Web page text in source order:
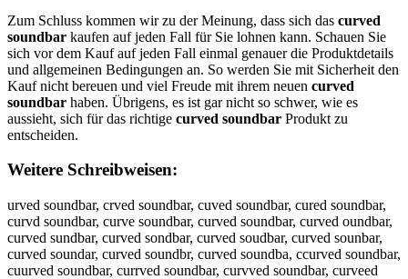
Zum Schluss kommen wir zu der Meinung, dass sich das curved
soundbar kaufen auf jeden Fall für Sie lohnen kann. Schauen Sie
sich vor dem Kauf auf jeden Fall einmal genauer die Produktdetails
und allgemeinen Bedingungen an. So werden Sie mit Sicherheit den
Kauf nicht bereuen und viel Freude mit ihrem neuen curved
soundbar haben. Übrigens, es ist gar nicht so schwer, wie es
aussieht, sich für das richtige curved soundbar Produkt zu
entscheiden.
Weitere Schreibweisen:
urved soundbar, crved soundbar, cuved soundbar, cured soundbar,
curvd soundbar, curve soundbar, curved soundbar, curved oundbar,
curved sundbar, curved sondbar, curved soudbar, curved sounbar,
curved soundar, curved soundbr, curved soundba, ccurved soundbar,
cuurved soundbar, currved soundbar, curvved soundbar, curveed